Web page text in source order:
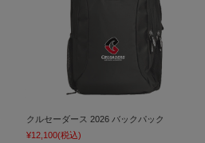
クルセーダース 2026 バックパック
¥12,100(税込)